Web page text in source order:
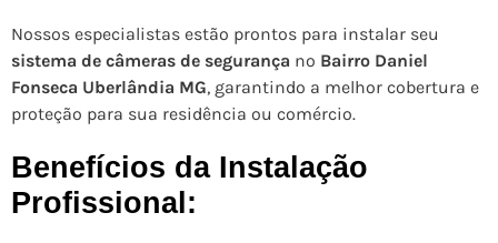
Nossos especialistas estão prontos para instalar seu
sistema de câmeras de segurança no Bairro Daniel
Fonseca Uberlândia MG, garantindo a melhor cobertura e
proteção para sua residência ou comércio.
Benefícios da Instalação
Profissional: